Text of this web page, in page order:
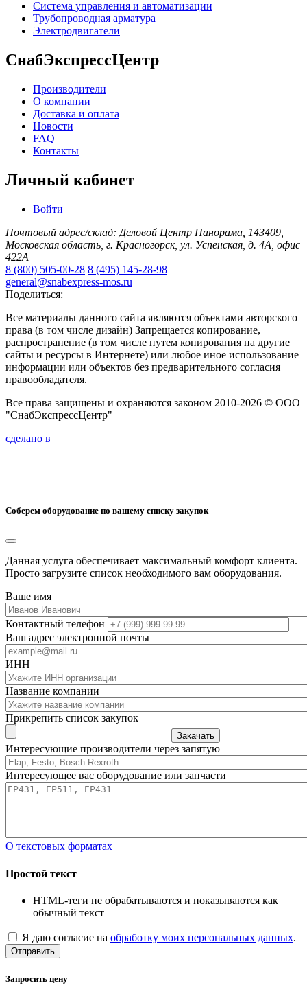
Система управления и автоматизации
Трубопроводная арматура
Электродвигатели
СнабЭкспрессЦентр
Производители
О компании
Доставка и оплата
Новости
FAQ
Контакты
Личный кабинет
Войти
Почтовый адрес/склад: Деловой Центр Панорама, 143409,
Московская область, г. Красногорск, ул. Успенская, д. 4А, офис
422А
8 (800) 505-00-28 8 (495) 145-28-98
general@snabexpress-mos.ru
Поделиться:
Все материалы данного сайта являются объектами авторского
права (в том числе дизайн) Запрещается копирование,
распространение (в том числе путем копирования на другие
сайты и ресурсы в Интернете) или любое иное использование
информации или объектов без предварительного согласия
правообладателя.
Все права защищены и охраняются законом 2010-2026 © ООО
"СнабЭкспрессЦентр"
сделано в
Соберем оборудование по вашему списку закупок
Данная услуга обеспечивает максимальный комфорт клиента.
Просто загрузите список необходимого вам оборудования.
Ваше имя
Контактный телефон
Ваш адрес электронной почты
ИНН
Название компании
Прикрепить список закупок
Закачать
Интересующие производители через запятую
Интересующее вас оборудование или запчасти
О текстовых форматах
Простой текст
HTML-теги не обрабатываются и показываются как
обычный текст
Я даю согласие на обработку моих персональных данных.
Отправить
Запросить цену